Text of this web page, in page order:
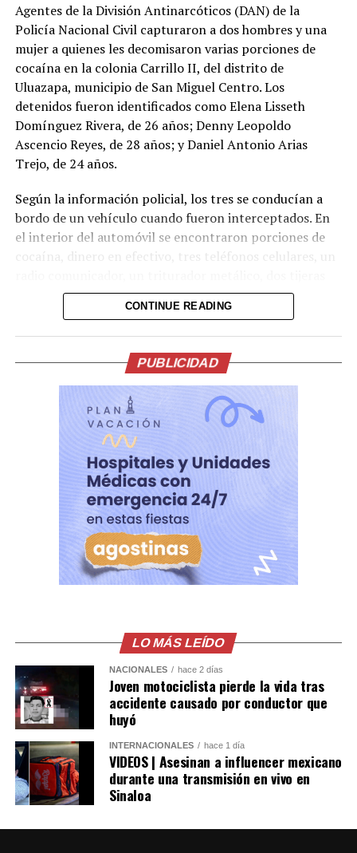
Comparte esto:
Facebook
Agentes de la División Antinarcóticos (DAN) de la
Policía Nacional Civil capturaron a dos hombres y una
mujer a quienes les decomisaron varias porciones de
cocaína en la colonia Carrillo II, del distrito de
Uluazapa, municipio de San Miguel Centro. Los
detenidos fueron identificados como Elena Lisseth
Domínguez Rivera, de 26 años; Denny Leopoldo
Ascencio Reyes, de 28 años; y Daniel Antonio Arias
Trejo, de 24 años.
Según la información policial, los tres se conducían a
bordo de un vehículo cuando fueron interceptados. En
el interior del automóvil se encontraron porciones de
cocaína, dinero en efectivo, tres teléfonos celulares, un
metálicas, un paquete de papel para elaborar cigarrillos
y varias bolsas plásticas transparentes.
Los capturados serán presentados ante los tribunales
correspondientes para enfrentar cargos por el delito de
tráfico ilícito de drogas. La Policía reiteró que este tipo
de actividades ilícitas solo conducen a enfrentar la
La captura forma parte de las operaciones continuas
que realiza la PNC en la zona oriental del país contra el
narcomenudeo.
CONTINUE READING
PUBLICIDAD
LO MÁS LEÍDO
NACIONALES hace 2 días
Joven motociclista pierde la vida tras
accidente causado por conductor que
huyó
INTERNACIONALES hace 1 día
VIDEOS | Asesinan a influencer mexicano
durante una transmisión en vivo en
Sinaloa